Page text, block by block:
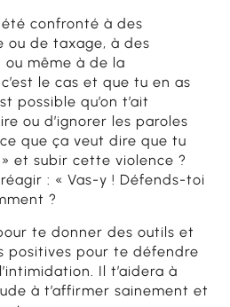
confronté à des
ou de taxage, à des
même à de la
le cas et que tu en as
possible qu’on t’ait
ou d’ignorer les paroles
que ça veut dire que tu
et subir cette violence ?
: « Vas-y ! Défends-toi
?
te donner des outils et
positives pour te défendre
Il t’aidera à
à t’affirmer sainement et